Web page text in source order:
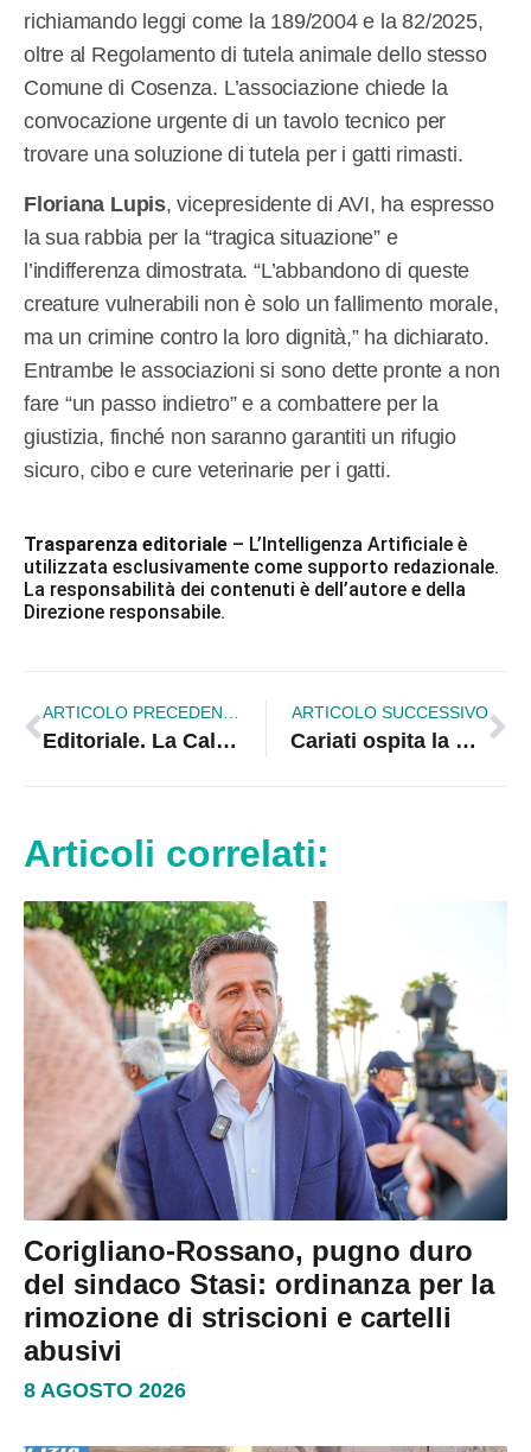
richiamando leggi come la 189/2004 e la 82/2025,
oltre al Regolamento di tutela animale dello stesso
Comune di Cosenza. L’associazione chiede la
convocazione urgente di un tavolo tecnico per
trovare una soluzione di tutela per i gatti rimasti.
Floriana Lupis, vicepresidente di AVI, ha espresso
la sua rabbia per la “tragica situazione” e
l’indifferenza dimostrata. “L’abbandono di queste
creature vulnerabili non è solo un fallimento morale,
ma un crimine contro la loro dignità,” ha dichiarato.
Entrambe le associazioni si sono dette pronte a non
fare “un passo indietro” e a combattere per la
giustizia, finché non saranno garantiti un rifugio
sicuro, cibo e cure veterinarie per i gatti.
Trasparenza editoriale – L’Intelligenza Artificiale è
utilizzata esclusivamente come supporto redazionale.
La responsabilità dei contenuti è dell’autore e della
Direzione responsabile.
Editoriale. La Calabria non si governa col campanile: basta con la favola della territorialità
ARTICOLO SUCCESSIVO
Cariati ospita la XI edizione del Premio Ausonia
Articoli correlati:
Corigliano-Rossano, pugno duro
del sindaco Stasi: ordinanza per la
rimozione di striscioni e cartelli
abusivi
8 AGOSTO 2026